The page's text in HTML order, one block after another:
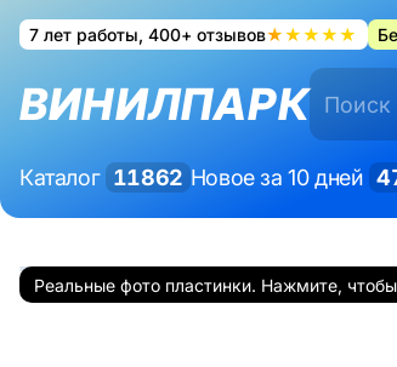
7 лет работы, 400+ отзывов★★★★★
ВИНИЛПАРК
Каталог 11862 Новое за 10 дней
Реальные фото пластинки. Нажмите,